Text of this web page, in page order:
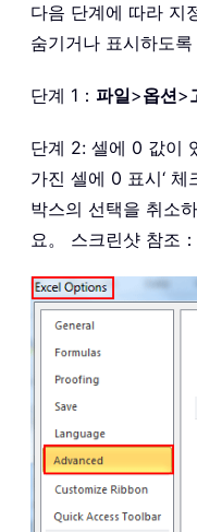
다음 단계에 따라 지
숨기거나 표시하도
단계 1： 파일>옵션>
단계 2: 셀에 0 값이
가진 셀에 0 표시‘
박스의 선택을 취소
요。 스크린샷 참조：